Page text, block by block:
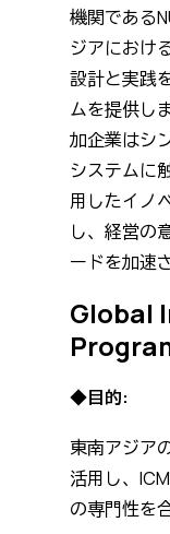
機関である
ジアにおけ
設計と実践
ムを提供し
加企業はシ
システムに
用したイノ
し、経営の
ードを加速
Global
◆目的:
東南アジア
活用し、
の専門性を